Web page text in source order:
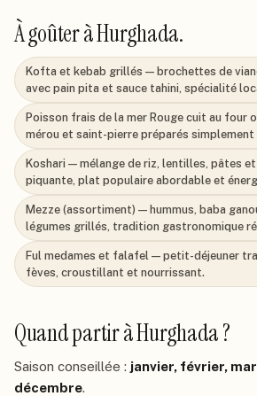
À goûter àHurghada.
Kofta et kebab grillés — brochettes de
avec pain pita et sauce tahini, spécialité
Poisson frais de la mer Rouge cuit au four
mérou et saint-pierre préparés
Koshari — mélange de riz, lentilles, pâtes
piquante, plat populaire abordable et
Mezze (assortiment) — hummus, baba
légumes grillés, tradition gastronomique
Ful medames et falafel — petit-déjeuner
fèves, croustillant et nourrissant.
Quand partir àHurghada?
Saison conseillée : janvier, février,
décembre.